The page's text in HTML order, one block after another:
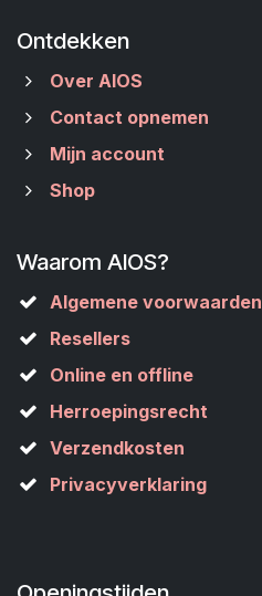
Ontdekken
Over AIOS
Contact opnemen
Mijn account
Shop
Waarom AIOS?
Algemene voorwaarden
Resellers
Online en offline
Herroepingsrecht
Verzendkosten
Privacyverklaring